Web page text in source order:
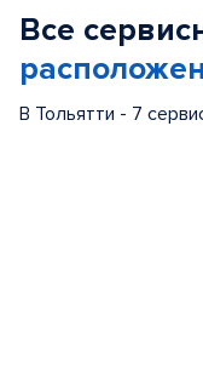
Все
В Тольятти - 7